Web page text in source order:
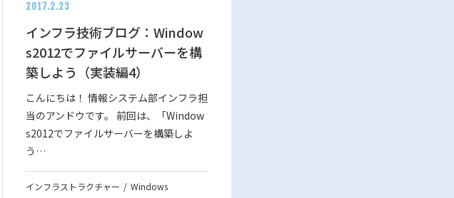
2017.2.23
インフラ技術ブログ：Window
s2012でファイルサーバーを構
築しよう（実装編4）
こんにちは！ 情報システム部インフラ担
当のアンドウです。 前回は、「Window
s2012でファイルサーバーを構築しよ
う…
インフラストラクチャー Windows